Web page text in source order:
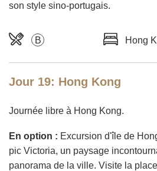
son style sino-portugais.
B Hong
Jour 19: Hong Kong
Journée libre à Hong Kong.
En option : Excursion d'île de
pic Victoria, un paysage
panorama de la ville. Visite la